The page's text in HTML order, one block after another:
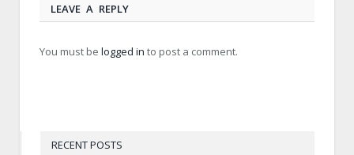
LEAVE A REPLY
You must be logged in to post a comment.
RECENT POSTS